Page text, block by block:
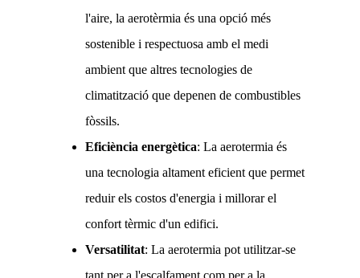
l'aire, la aerotèrmia és una opció més
sostenible i respectuosa amb el medi
ambient que altres tecnologies de
climatització que depenen de combustibles
fòssils.
Eficiència energètica: La aerotermia és
una tecnologia altament eficient que permet
reduir els costos d'energia i millorar el
confort tèrmic d'un edifici.
Versatilitat: La aerotermia pot utilitzar-se
tant per a l'escalfament com per a la